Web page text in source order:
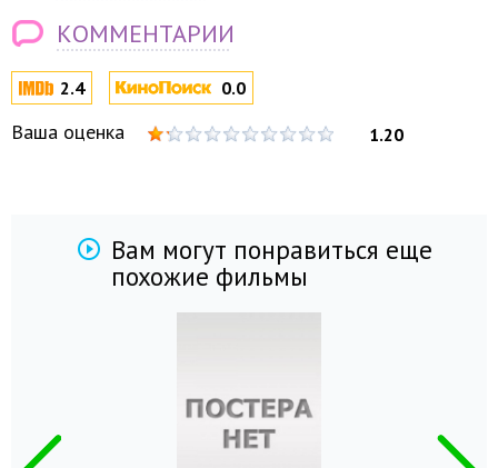
2.4 0.0
Ваша оценка 1.20
КОММЕНТАРИИ
Вам могут понравиться еще
похожие фильмы